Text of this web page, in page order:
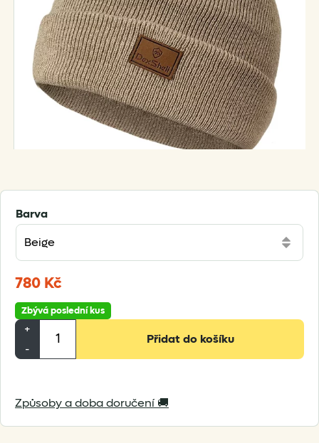
Barva
780 Kč
Zbývá poslední kus
+
-
Watch
množství
Přidat do košíku
Způsoby a doba doručení 🚚